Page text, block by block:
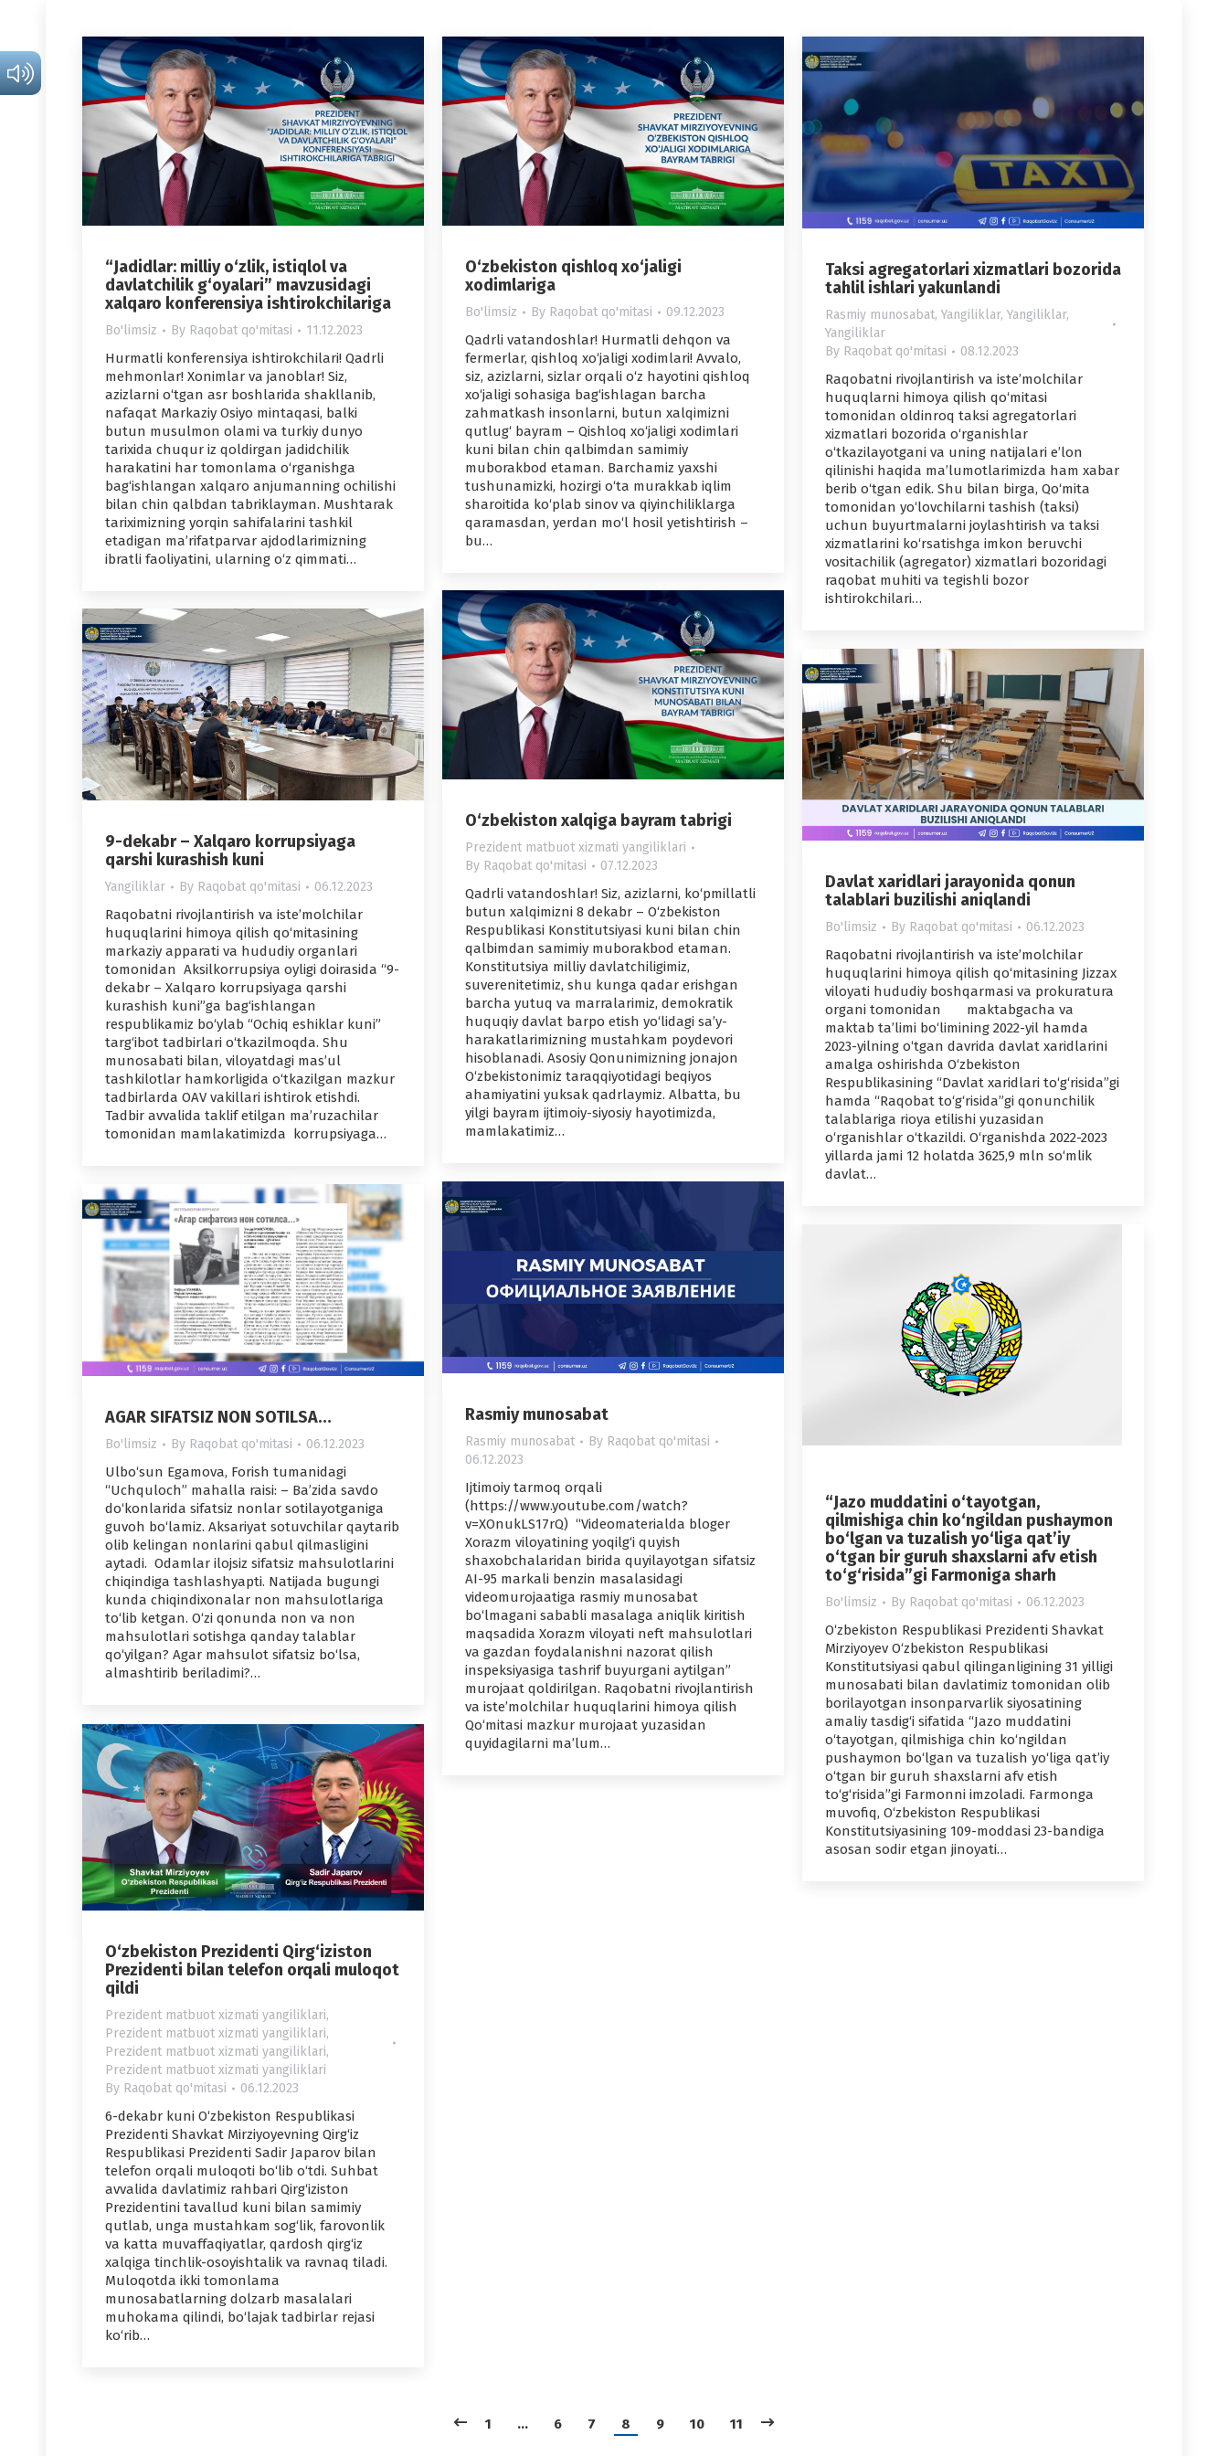
“Jadidlar: milliy o‘zlik, istiqlol va
davlatchilik g‘oyalari” mavzusidagi
xalqaro konferensiya ishtirokchilariga
Bo'limsiz By Raqobat qo'mitasi 11.12.2023
Hurmatli konferensiya ishtirokchilari! Qadrli
mehmonlar! Xonimlar va janoblar! Siz,
azizlarni o‘tgan asr boshlarida shakllanib,
nafaqat Markaziy Osiyo mintaqasi, balki
butun musulmon olami va turkiy dunyo
tarixida chuqur iz qoldirgan jadidchilik
harakatini har tomonlama o‘rganishga
bag‘ishlangan xalqaro anjumanning ochilishi
bilan chin qalbdan tabriklayman. Mushtarak
tariximizning yorqin sahifalarini tashkil
etadigan ma’rifatparvar ajdodlarimizning
ibratli faoliyatini, ularning o‘z qimmati…
O‘zbekiston qishloq xo‘jaligi
xodimlariga
Bo'limsiz By Raqobat qo'mitasi 09.12.2023
Qadrli vatandoshlar! Hurmatli dehqon va
fermerlar, qishloq xo‘jaligi xodimlari! Avvalo,
siz, azizlarni, sizlar orqali o‘z hayotini qishloq
xo‘jaligi sohasiga bag‘ishlagan barcha
zahmatkash insonlarni, butun xalqimizni
qutlug‘ bayram – Qishloq xo‘jaligi xodimlari
kuni bilan chin qalbimdan samimiy
muborakbod etaman. Barchamiz yaxshi
tushunamizki, hozirgi o‘ta murakkab iqlim
sharoitida ko‘plab sinov va qiyinchiliklarga
qaramasdan, yerdan mo‘l hosil yetishtirish –
bu…
Taksi agregatorlari xizmatlari bozorida
tahlil ishlari yakunlandi
Rasmiy munosabat, Yangiliklar, Yangiliklar,
Yangiliklar
By Raqobat qo'mitasi 08.12.2023
Raqobatni rivojlantirish va iste’molchilar
huquqlarni himoya qilish qo‘mitasi
tomonidan oldinroq taksi agregatorlari
xizmatlari bozorida o‘rganishlar
o‘tkazilayotgani va uning natijalari e’lon
qilinishi haqida ma’lumotlarimizda ham xabar
berib o‘tgan edik. Shu bilan birga, Qo‘mita
tomonidan yo‘lovchilarni tashish (taksi)
uchun buyurtmalarni joylashtirish va taksi
xizmatlarini ko‘rsatishga imkon beruvchi
vositachilik (agregator) xizmatlari bozoridagi
raqobat muhiti va tegishli bozor
ishtirokchilari…
O‘zbekiston xalqiga bayram tabrigi
Prezident matbuot xizmati yangiliklari
By Raqobat qo'mitasi 07.12.2023
Qadrli vatandoshlar! Siz, azizlarni, ko‘pmillatli
butun xalqimizni 8 dekabr – O‘zbekiston
Respublikasi Konstitutsiyasi kuni bilan chin
qalbimdan samimiy muborakbod etaman.
Konstitutsiya milliy davlatchiligimiz,
suverenitetimiz, shu kunga qadar erishgan
barcha yutuq va marralarimiz, demokratik
huquqiy davlat barpo etish yo‘lidagi sa’y-
harakatlarimizning mustahkam poydevori
hisoblanadi. Asosiy Qonunimizning jonajon
O‘zbekistonimiz taraqqiyotidagi beqiyos
ahamiyatini yuksak qadrlaymiz. Albatta, bu
yilgi bayram ijtimoiy-siyosiy hayotimizda,
mamlakatimiz…
9-dekabr – Xalqaro korrupsiyaga
qarshi kurashish kuni
Yangiliklar By Raqobat qo'mitasi 06.12.2023
Raqobatni rivojlantirish va iste’molchilar
huquqlarini himoya qilish qo‘mitasining
markaziy apparati va hududiy organlari
tomonidan Aksilkorrupsiya oyligi doirasida “9-
dekabr – Xalqaro korrupsiyaga qarshi
kurashish kuni”ga bag‘ishlangan
respublikamiz bo‘ylab “Ochiq eshiklar kuni”
targ‘ibot tadbirlari o‘tkazilmoqda. Shu
munosabati bilan, viloyatdagi mas’ul
tashkilotlar hamkorligida o‘tkazilgan mazkur
tadbirlarda OAV vakillari ishtirok etishdi.
Tadbir avvalida taklif etilgan ma’ruzachilar
tomonidan mamlakatimizda korrupsiyaga…
Davlat xaridlari jarayonida qonun
talablari buzilishi aniqlandi
Bo'limsiz By Raqobat qo'mitasi 06.12.2023
Raqobatni rivojlantirish va iste’molchilar
huquqlarini himoya qilish qo‘mitasining Jizzax
viloyati hududiy boshqarmasi va prokuratura
organi tomonidan maktabgacha va
maktab ta’limi bo‘limining 2022-yil hamda
2023-yilning o‘tgan davrida davlat xaridlarini
amalga oshirishda O‘zbekiston
Respublikasining “Davlat xaridlari to‘g‘risida”gi
hamda “Raqobat to‘g‘risida”gi qonunchilik
talablariga rioya etilishi yuzasidan
o‘rganishlar o‘tkazildi. O‘rganishda 2022-2023
yillarda jami 12 holatda 3625,9 mln so‘mlik
davlat…
Rasmiy munosabat
Rasmiy munosabat By Raqobat qo'mitasi
06.12.2023
Ijtimoiy tarmoq orqali
(https://www.youtube.com/watch?
v=XOnukLS17rQ) “Videomaterialda bloger
Xorazm viloyatining yoqilg‘i quyish
shaxobchalaridan birida quyilayotgan sifatsiz
AI-95 markali benzin masalasidagi
videomurojaatiga rasmiy munosabat
bo‘lmagani sababli masalaga aniqlik kiritish
maqsadida Xorazm viloyati neft mahsulotlari
va gazdan foydalanishni nazorat qilish
inspeksiyasiga tashrif buyurgani aytilgan”
murojaat qoldirilgan. Raqobatni rivojlantirish
va iste’molchilar huquqlarini himoya qilish
Qo‘mitasi mazkur murojaat yuzasidan
quyidagilarni ma’lum…
AGAR SIFATSIZ NON SOTILSA…
Bo'limsiz By Raqobat qo'mitasi 06.12.2023
Ulbo‘sun Egamova, Forish tumanidagi
“Uchquloch” mahalla raisi: – Ba’zida savdo
do‘konlarida sifatsiz nonlar sotilayotganiga
guvoh bo‘lamiz. Aksariyat sotuvchilar qaytarib
olib kelingan nonlarini qabul qilmasligini
aytadi. Odamlar ilojsiz sifatsiz mahsulotlarini
chiqindiga tashlashyapti. Natijada bugungi
kunda chiqindixonalar non mahsulotlariga
to‘lib ketgan. O‘zi qonunda non va non
mahsulotlari sotishga qanday talablar
qo‘yilgan? Agar mahsulot sifatsiz bo‘lsa,
almashtirib beriladimi?…
“Jazo muddatini o‘tayotgan,
qilmishiga chin ko‘ngildan pushaymon
bo‘lgan va tuzalish yo‘liga qat’iy
o‘tgan bir guruh shaxslarni afv etish
to‘g‘risida”gi Farmoniga sharh
Bo'limsiz By Raqobat qo'mitasi 06.12.2023
O‘zbekiston Respublikasi Prezidenti Shavkat
Mirziyoyev O‘zbekiston Respublikasi
Konstitutsiyasi qabul qilinganligining 31 yilligi
munosabati bilan davlatimiz tomonidan olib
borilayotgan insonparvarlik siyosatining
amaliy tasdig‘i sifatida “Jazo muddatini
o‘tayotgan, qilmishiga chin ko‘ngildan
pushaymon bo‘lgan va tuzalish yo‘liga qat’iy
o‘tgan bir guruh shaxslarni afv etish
to‘g‘risida”gi Farmonni imzoladi. Farmonga
muvofiq, O‘zbekiston Respublikasi
Konstitutsiyasining 109-moddasi 23-bandiga
asosan sodir etgan jinoyati…
O‘zbekiston Prezidenti Qirg‘iziston
Prezidenti bilan telefon orqali muloqot
qildi
Prezident matbuot xizmati yangiliklari,
Prezident matbuot xizmati yangiliklari,
Prezident matbuot xizmati yangiliklari,
Prezident matbuot xizmati yangiliklari
By Raqobat qo'mitasi 06.12.2023
6-dekabr kuni O‘zbekiston Respublikasi
Prezidenti Shavkat Mirziyoyevning Qirg‘iz
Respublikasi Prezidenti Sadir Japarov bilan
telefon orqali muloqoti bo‘lib o‘tdi. Suhbat
avvalida davlatimiz rahbari Qirg‘iziston
Prezidentini tavallud kuni bilan samimiy
qutlab, unga mustahkam sog‘lik, farovonlik
va katta muvaffaqiyatlar, qardosh qirg‘iz
xalqiga tinchlik-osoyishtalik va ravnaq tiladi.
Muloqotda ikki tomonlama
munosabatlarning dolzarb masalalari
muhokama qilindi, bo‘lajak tadbirlar rejasi
ko‘rib…
1 … 6 7 8 9 10 11